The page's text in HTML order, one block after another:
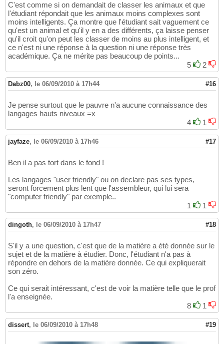
C'est comme si on demandait de classer les animaux et que
l'étudiant répondait que les animaux moins complexes sont
moins intelligents. Ça montre que l'étudiant sait vaguement ce
qu'est un animal et qu'il y en a des différents, ça laisse penser
qu'il croit qu'on peut les classer de moins au plus intelligent, et
ce n'est ni une réponse à la question ni une réponse très
académique. Ça ne mérite pas beaucoup de points...
5
2
Dabz00, le 06/09/2010 à 17h44 #16
Je pense surtout que le pauvre n'a aucune connaissance des
langages hauts niveaux =x
4
1
jayfaze, le 06/09/2010 à 17h46 #17
Ben il a pas tort dans le fond !
Les langages "user friendly" ou on declare pas ses types,
seront forcement plus lent que l'assembleur, qui lui sera
"computer friendly" par exemple..
1
1
dingoth, le 06/09/2010 à 17h47 #18
S'il y a une question, c'est que de la matière a été donnée sur le
sujet et de la matière à étudier. Donc, l'étudiant n'a pas à
répondre en dehors de la matière donnée. Ce qui expliquerait
son zéro.
Ce qui serait intéressant, c'est de voir la matière telle que le prof
l'a enseignée.
8
1
dissert, le 06/09/2010 à 17h48 #19